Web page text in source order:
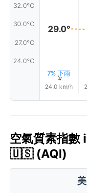
32.0°C
30.0°C
27.0°C
24.0°C
29.0°
7% 下雨
↑
24.0 km/h
空氣質素指數
🇺🇸 (AQI)